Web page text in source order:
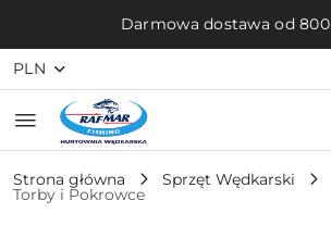
Przejdź do treści głównej
Przejdź do wyszukiwarki
Przejdź do moje konto
Przejdź do menu głównego
Przejdź do opisu produktu
Przejdź do stopkiDarmowa dostawa od 800
PLN
Strona główna Sprzęt Wędkarski
Torby i Pokrowce